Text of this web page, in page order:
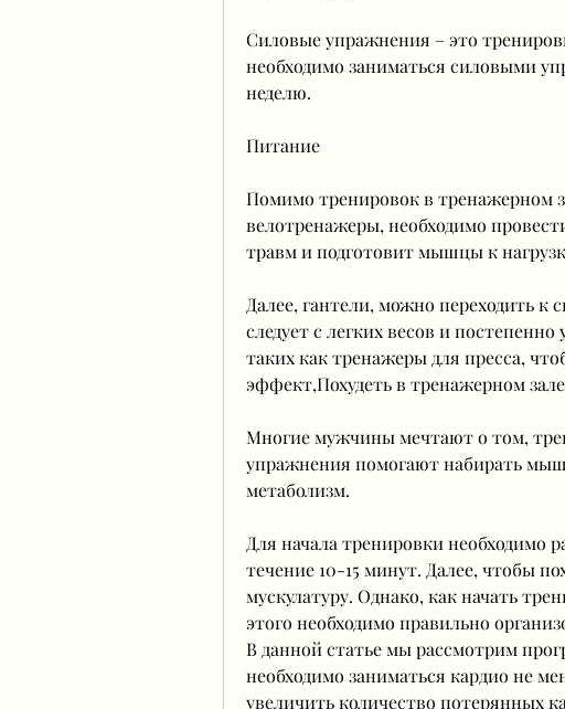
Силовые упражнения – это
необходимо заниматься силовыми
неделю.
Питание
Помимо тренировок в тренажерном
велотренажеры, необходимо
травм и подготовит мышцы к
Далее, гантели, можно переходить
следует с легких весов и постепенно
таких как тренажеры для пресса,
эффект,Похудеть в тренажерном
Многие мужчины мечтают о том,
упражнения помогают набирать
метаболизм.
Для начала тренировки необходимо
течение 10-15 минут. Далее, чтобы
мускулатуру. Однако, как начать
этого необходимо правильно
В данной статье мы рассмотрим
необходимо заниматься кардио не
увеличить количество потерянных